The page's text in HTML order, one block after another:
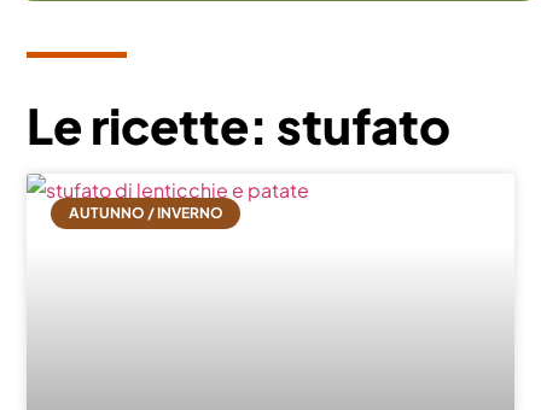
Le ricette: stufato
AUTUNNO / INVERNO